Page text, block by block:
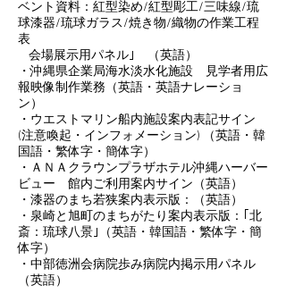
ベント資料：紅型染め/紅型彫工/三味線/琉
球漆器/琉球ガラス/焼き物/織物の作業工程
表
会場展示用パネル｣ （英語）
・沖縄県企業局海水淡水化施設 見学者用広
報映像制作業務（英語・英語ナレーショ
ン）
・ウエストマリン船内施設案内表記サイン
(注意喚起・インフォメーション) （英語・韓
国語・繁体字・簡体字）
・ＡＮＡクラウンプラザホテル沖縄ハーバー
ビュー 館内ご利用案内サイン（英語）
・漆器のまち若狭案内表示版：（英語）
・泉崎と旭町のまちがたり案内表示版：｢北
斎：琉球八景｣（英語・韓国語・繁体字・簡
体字）
・中部徳洲会病院歩み病院内掲示用パネル
（英語）